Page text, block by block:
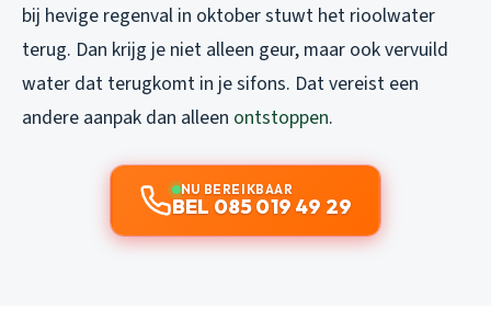
bij hevige regenval in oktober stuwt het rioolwater
terug. Dan krijg je niet alleen geur, maar ook vervuild
water dat terugkomt in je sifons. Dat vereist een
andere aanpak dan alleen ontstoppen.
NU BEREIKBAAR
BEL 085 019 49 29